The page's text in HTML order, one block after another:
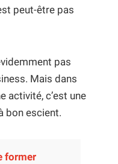
peut-être pas
pas
Mais dans
activité, c’est une
bon escient.
former